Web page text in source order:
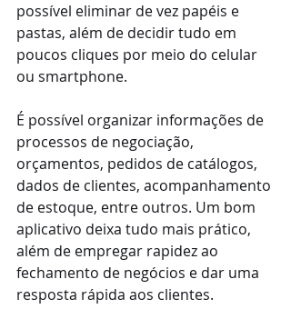
possível eliminar de vez papéis e
pastas, além de decidir tudo em
poucos cliques por meio do celular
ou smartphone.
É possível organizar informações de
processos de negociação,
orçamentos, pedidos de catálogos,
dados de clientes, acompanhamento
de estoque, entre outros. Um bom
aplicativo deixa tudo mais prático,
além de empregar rapidez ao
fechamento de negócios e dar uma
resposta rápida aos clientes.